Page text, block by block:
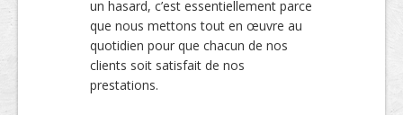
un hasard, c’est essentiellement parce
que nous mettons tout en œuvre au
quotidien pour que chacun de nos
clients soit satisfait de nos
prestations.